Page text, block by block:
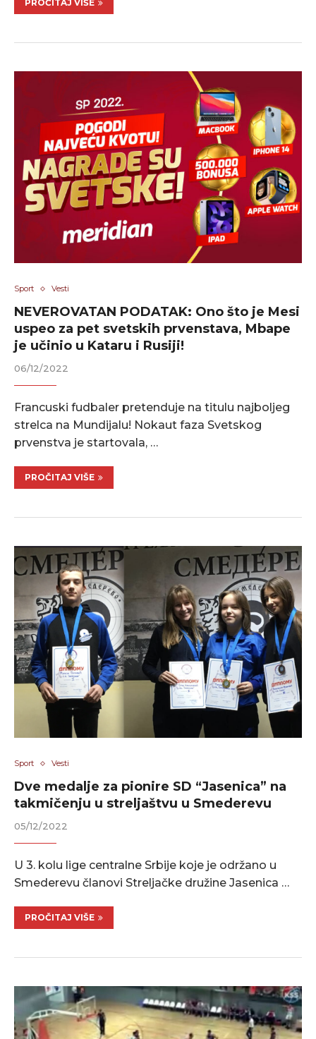
PROČITAJ VIŠE
Sport Vesti
NEVEROVATAN PODATAK: Ono što je Mesi
uspeo za pet svetskih prvenstava, Mbape
je učinio u Kataru i Rusiji!
06/12/2022
Francuski fudbaler pretenduje na titulu najboljeg
strelca na Mundijalu! Nokaut faza Svetskog
prvenstva je startovala, …
PROČITAJ VIŠE
Sport Vesti
Dve medalje za pionire SD “Jasenica” na
takmičenju u streljaštvu u Smederevu
05/12/2022
U 3. kolu lige centralne Srbije koje je održano u
Smederevu članovi Streljačke družine Jasenica …
PROČITAJ VIŠE